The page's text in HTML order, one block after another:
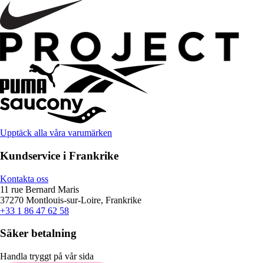
Upptäck alla våra varumärken
Kundservice i Frankrike
Kontakta oss
11 rue Bernard Maris
37270 Montlouis-sur-Loire, Frankrike
+33 1 86 47 62 58
Säker betalning
Handla tryggt på vår sida